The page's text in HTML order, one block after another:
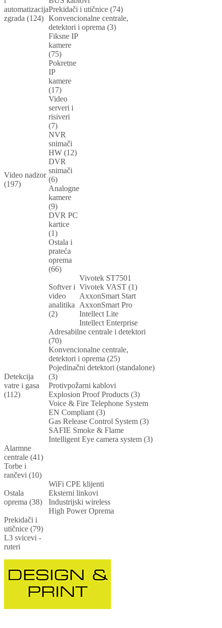
automatizacija
zgrada (124)
Prekidači i utičnice (74)
Konvencionalne centrale,
detektori i oprema (3)
Video nadzor
(197)
Fiksne IP
kamere
(75)
Pokretne
IP
kamere
(17)
Video
serveri i
risiveri
(7)
NVR
snimači
HW (12)
DVR
snimači
(6)
Analogne
kamere
(9)
DVR PC
kartice
(1)
Ostala i
prateća
oprema
(66)
Softver i
video
analitika
(2)
Vivotek ST7501
Vivotek VAST (1)
AxxonSmart Start
AxxonSmart Pro
Intellect Lite
Intellect Enterprise
Detekcija
vatre i gasa
(112)
Adresabilne centrale i detektori
(70)
Konvencionalne centrale,
detektori i oprema (25)
Pojedinačni detektori (standalone)
(3)
Protivpožarni kablovi
Explosion Proof Products (3)
Voice & Fire Telephone System
EN Compliant (3)
Gas Release Control System (3)
SAFIE Smoke & Flame
Intelligent Eye camera system (3)
Alarmne
centrale (41)
Torbe i
rančevi (10)
Ostala
oprema (38)
WiFi CPE klijenti
Eksterni linkovi
Industrijski wireless
High Power Oprema
Prekidači i
utičnice (79)
L3 svicevi -
ruteri